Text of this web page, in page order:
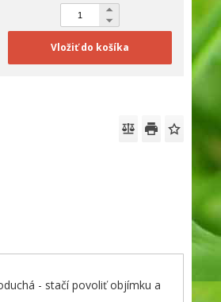
Vložiť do košíka
- stačí povoliť objímku a